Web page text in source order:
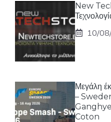
New
10/
Μεγάλη
–
Coton